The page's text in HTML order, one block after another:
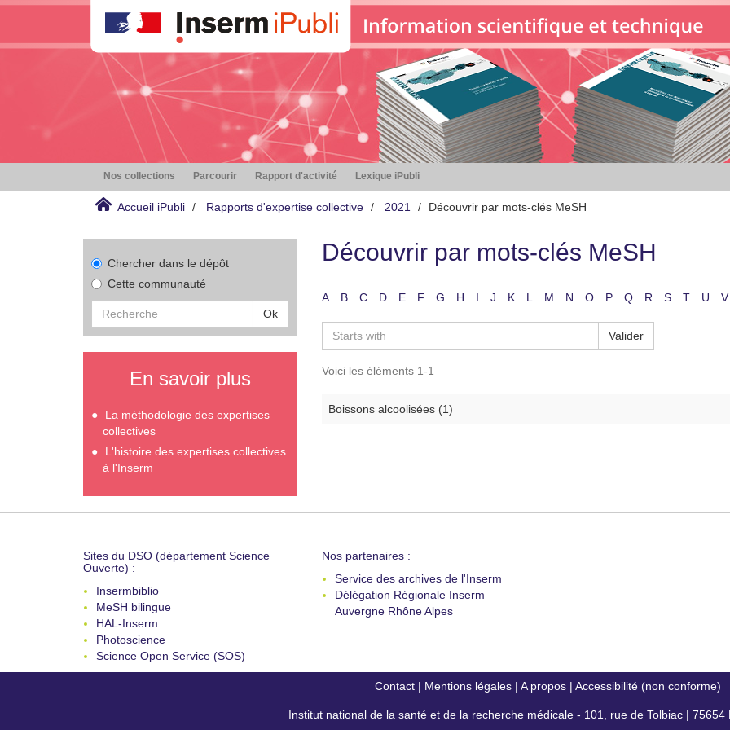
Nos collections Parcourir Rapport d'activité Lexique iPubli
Accueil iPubli Rapports d'expertise collective 2021 Découvrir par mots-clés MeSH
Chercher dans le dépôt
Cette communauté
Ok
En savoir plus
La méthodologie des expertises
collectives
L'histoire des expertises collectives
à l'Inserm
Découvrir par mots-clés MeSH
A B C D E F G H I J K L M N O P Q R S T U V
Valider
Voici les éléments 1-1
Boissons alcoolisées (1)
Sites du DSO (département Science
Ouverte) :
Insermbiblio
MeSH bilingue
HAL-Inserm
Photoscience
Science Open Service (SOS)
Nos partenaires :
Service des archives de l'Inserm
Délégation Régionale Inserm
Auvergne Rhône Alpes
Contact| Mentions légales| A propos| Accessibilité (non conforme)
Institut national de la santé et de la recherche médicale - 101, rue de Tolbiac | 75654